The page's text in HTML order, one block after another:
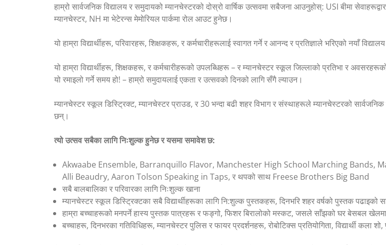
हाम्रो सार्वजनिक विद्यालय र समुदायको म्यानचेस्टरको दोस्रो वार्षिक उत्सवमा सबैजना आउनुहोस्: USI बीमा
म्यानचेस्टर, NH मा भेटेरन्स मेमोरियल पार्कमा रोल आउट हुनेछ।
यो हाम्रा विद्यार्थीहरू, परिवारहरू, शिक्षकहरू, र कर्मचारीहरूलाई स्वागत गर्ने र आनन्द र प्रतिज्ञाले भरिएको नयाँ
यो हाम्रा विद्यार्थीहरू, शिक्षकहरू, र कर्मचारीहरूको उपलब्धिहरू – र म्यानचेस्टर स्कूल जिल्लाको प्रतिभा र
यो रमाइलो गर्ने समय हो! – हाम्रो समुदायलाई एकता र उत्सवको दिनको लागि सँगै ल्याउन।
म्यानचेस्टर स्कूल डिस्ट्रिक्ट, म्यानचेस्टर प्राउड, र 30 भन्दा बढी शहर विभाग र संस्थाहरूले म्यानचेस्टरको
छन्।
त्यो उत्सव सबैका लागि निःशुल्क हुनेछ र यसमा समावेश छ:
Akwaabe Ensemble, Barranquillo Flavor, Manchester High School Marching Bands,
Alli Beaudry, Aaron Tolson Speaking in Taps, र थपको साथ Freese Brothers Big Band
सबै बालबालिका र परिवारका लागि निःशुल्क खाना
म्यानचेस्टर स्कूल डिस्ट्रिक्टका सबै विद्यार्थीहरूका लागि नि:शुल्क पुस्तकहरू, दिनभरि शहर वर्षको पुस्तक पढाइको
हाम्रा बच्चाहरूको मनपर्ने हास्य पुस्तक पात्रहरू र फङ्गो, फिशर बिरालोको मस्कट, जसले साँझको घर बेसबल
बच्चाहरू, दिनभरका गतिविधिहरू, म्यानचेस्टर पुलिस र फायर प्रदर्शनहरू, रोबोटिक्स प्रतियोगिता, विद्यार्थी